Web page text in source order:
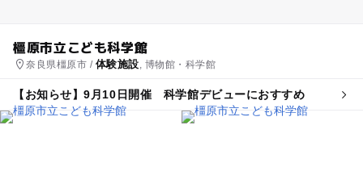
橿原市立こども科学館
奈良県橿原市 / 体験施設 , 博物館・科学館
【お知らせ】9月10日開催 科学館デビューにおすすめ